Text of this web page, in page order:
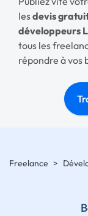
lesdevis
développeurs
tous les
répondre à vos
Freelance >